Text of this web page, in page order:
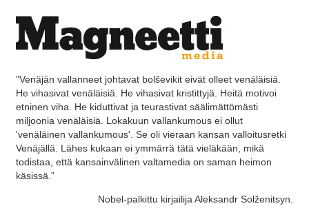
”Venäjän vallanneet johtavat bolševikit eivät olleet venäläisiä.
He vihasivat venäläisiä. He vihasivat kristittyjä. Heitä motivoi
etninen viha. He kiduttivat ja teurastivat säälimättömästi
miljoonia venäläisiä. Lokakuun vallankumous ei ollut
'venäläinen vallankumous'. Se oli vieraan kansan valloitusretki
Venäjällä. Lähes kukaan ei ymmärrä tätä vieläkään, mikä
todistaa, että kansainvälinen valtamedia on saman heimon
käsissä.”
Nobel-palkittu kirjailija Aleksandr Solženitsyn.